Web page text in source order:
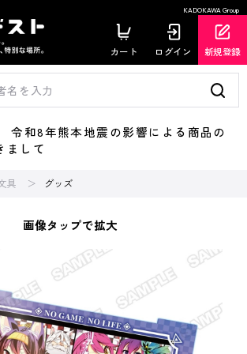
KADOKAWA Group
カート ログイン 新規登録
和8年熊本地震の影響による商品の
まして
具 グッズ
画像タップで拡大